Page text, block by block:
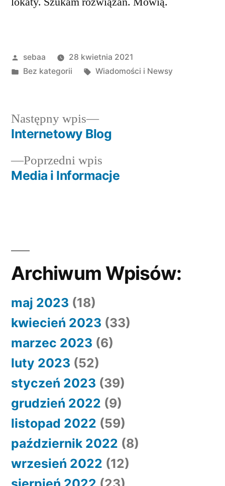
Posted
by
sebaa
28 kwietnia 2021
Posted
Bez kategorii Tagi:
Wiadomości i Newsy
Nawigacja
wpisu
Poprzedni wpis
wpis:
Media i Informacje
Następny wpis
Następny
wpis:
Internetowy Blog
Archiwum Wpisów:
maj 2023 (18)
kwiecień 2023 (33)
marzec 2023 (6)
luty 2023 (52)
styczeń 2023 (39)
grudzień 2022 (9)
listopad 2022 (59)
październik 2022 (8)
wrzesień 2022 (12)